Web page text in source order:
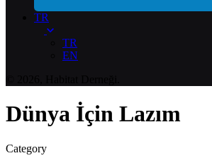
TR
TR
EN
Dünya İçin Lazım
Category